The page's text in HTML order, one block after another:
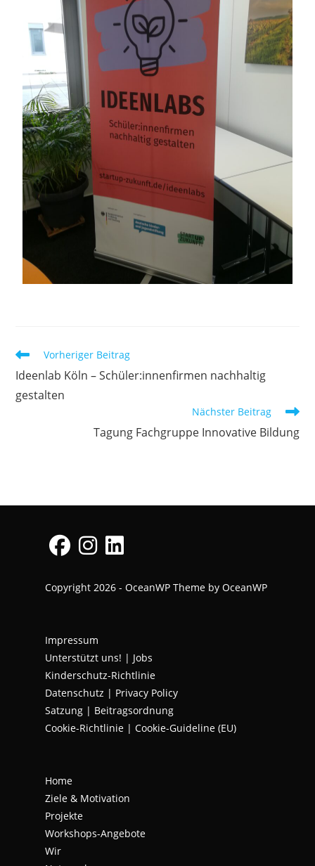
Vorheriger Beitrag
Ideenlab Köln – Schüler:innenfirmen nachhaltig
gestalten
Nächster Beitrag
Tagung Fachgruppe Innovative Bildung
Copyright 2026 - OceanWP Theme by OceanWP
Impressum
Unterstützt uns! | Jobs
Kinderschutz-Richtlinie
Datenschutz | Privacy Policy
Satzung | Beitragsordnung
Cookie-Richtlinie | Cookie-Guideline (EU)
Home
Ziele & Motivation
Projekte
Workshops-Angebote
Wir